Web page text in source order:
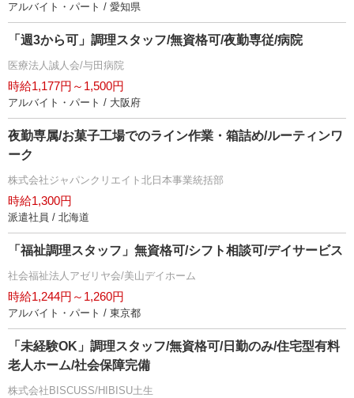
アルバイト・パート / 愛知県
「週3から可」調理スタッフ/無資格可/夜勤専従/病院
医療法人誠人会/与田病院
時給1,177円～1,500円
アルバイト・パート / 大阪府
夜勤専属/お菓子工場でのライン作業・箱詰め/ルーティンワ
ーク
株式会社ジャパンクリエイト北日本事業統括部
時給1,300円
派遣社員 / 北海道
「福祉調理スタッフ」無資格可/シフト相談可/デイサービス
社会福祉法人アゼリヤ会/美山デイホーム
時給1,244円～1,260円
アルバイト・パート / 東京都
「未経験OK」調理スタッフ/無資格可/日勤のみ/住宅型有料
老人ホーム/社会保障完備
株式会社BISCUSS/HIBISU土生